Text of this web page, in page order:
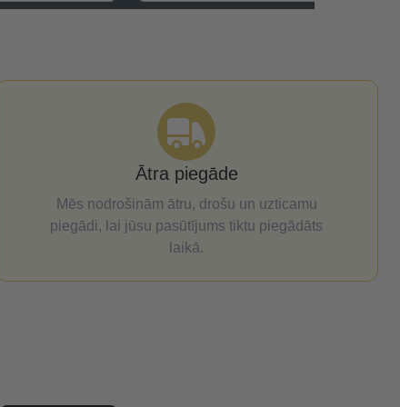
Ātra piegāde
Mēs nodrošinām ātru, drošu un uzticamu
piegādi, lai jūsu pasūtījums tiktu piegādāts
laikā.